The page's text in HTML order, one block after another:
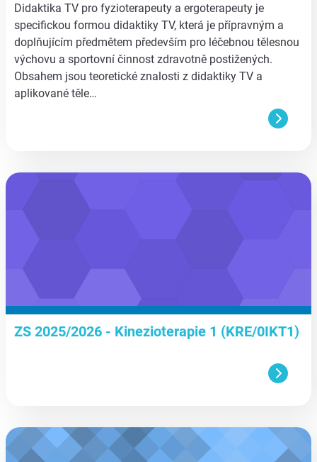
Didaktika TV pro fyzioterapeuty a ergoterapeuty je
specifickou formou didaktiky TV, která je přípravným a
doplňujícím předmětem především pro léčebnou tělesnou
výchovu a sportovní činnost zdravotně postižených.
Obsahem jsou teoretické znalosti z didaktiky TV a
aplikované těle…
aa
ZS 2025/2026 - Kinezioterapie 1 (KRE/0IKT1)
aa